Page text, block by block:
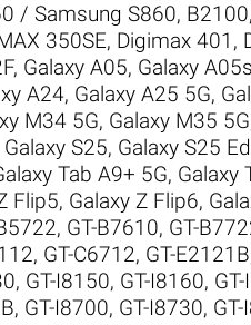
/ Samsung S860, B2100,
350SE, Digimax 401 ,
, Galaxy A05, Galaxy A05s
A24, Galaxy A25 5G,
M34 5G, Galaxy M35 5G
Galaxy S25, Galaxy S25
Tab A9+ 5G, Galaxy
Flip5, Galaxy Z Flip6,
, GT-B7610, GT-
, GT-C6712, GT-E2121B
, GT-I8150, GT-I8160,
, GT-I8700, GT-I8730,